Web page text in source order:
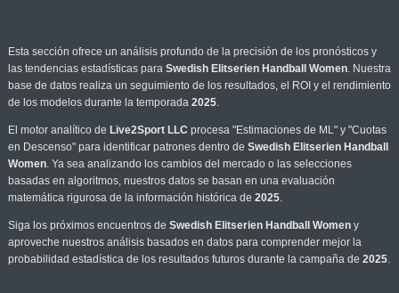
Esta sección ofrece un análisis profundo de la precisión de los pronósticos y
las tendencias estadísticas para Swedish Elitserien Handball Women. Nuestra
base de datos realiza un seguimiento de los resultados, el ROI y el rendimiento
de los modelos durante la temporada 2025.
El motor analítico de Live2Sport LLC procesa "Estimaciones de ML" y "Cuotas
en Descenso" para identificar patrones dentro de Swedish Elitserien Handball
Women. Ya sea analizando los cambios del mercado o las selecciones
basadas en algoritmos, nuestros datos se basan en una evaluación
matemática rigurosa de la información histórica de 2025.
Siga los próximos encuentros de Swedish Elitserien Handball Womeny
aproveche nuestros análisis basados en datos para comprender mejor la
probabilidad estadística de los resultados futuros durante la campaña de 2025.